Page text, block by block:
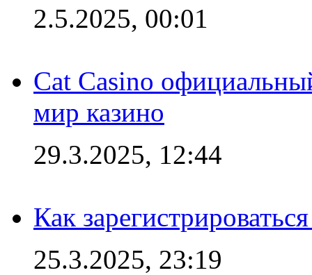
2.5.2025, 00:01
Cat Casino
мир казино
29.3.2025, 12:44
Как
25.3.2025, 23:19